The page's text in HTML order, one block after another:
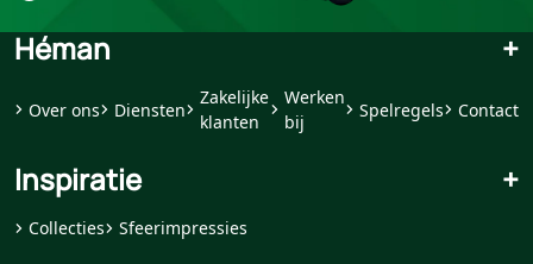
Héman +
Over ons Diensten
Zakelijke
klanten
Werken
bij
Spelregels Contact
Inspiratie +
Collecties Sfeerimpressies